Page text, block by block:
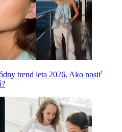
trend leta 2026. Ako nosiť